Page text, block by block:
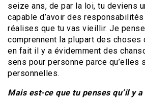
seize ans, de par la loi, tu deviens
capable d’avoir des
réalises que tu vas vieillir. Je
comprennent la plupart des choses
en fait il y a évidemment des
sens pour personne parce qu’elles
personnelles.
Mais est-ce que tu penses qu’il y a